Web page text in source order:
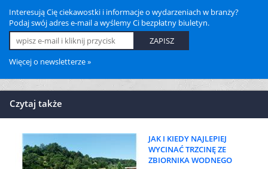
Interesują Cię ciekawostki i informacje o wydarzeniach w branży?
Podaj swój adres e-mail a wyślemy Ci bezpłatny biuletyn.
Więcej o newsletterze »
Czytaj także
JAK I KIEDY NAJLEPIEJ
WYCINAĆ TRZCINĘ ZE
ZBIORNIKA WODNEGO